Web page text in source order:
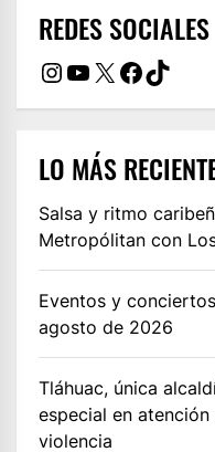
REDES SOCIALES
Instagram
YouTube
X TikTok
LO MÁS
Salsa y ritmo
Metropólitan con
Eventos y
agosto de 2026
Tláhuac, única
especial en
violencia